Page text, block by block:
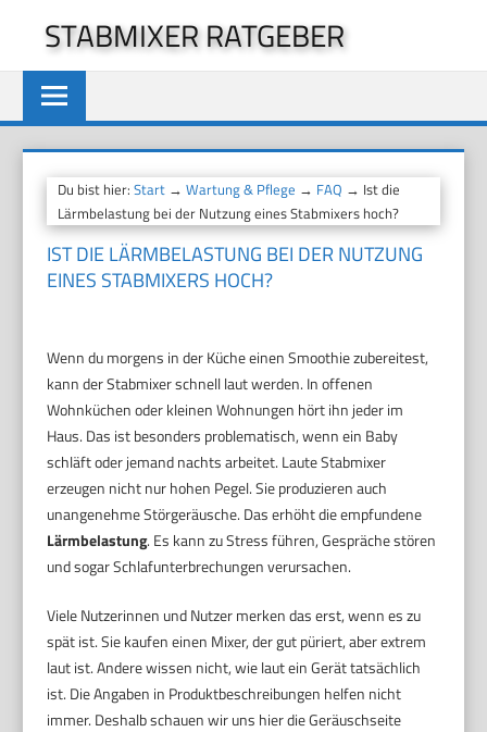
springen
STABMIXER RATGEBER
Du bist hier:Start →Wartung & Pflege → FAQ → Ist die
Lärmbelastung bei der Nutzung eines Stabmixers hoch?
IST DIE LÄRMBELASTUNG BEI DER NUTZUNG
EINES STABMIXERS HOCH?
Wenn du morgens in der Küche einen Smoothie zubereitest,
kann der Stabmixer schnell laut werden. In offenen
Wohnküchen oder kleinen Wohnungen hört ihn jeder im
Haus. Das ist besonders problematisch, wenn ein Baby
schläft oder jemand nachts arbeitet. Laute Stabmixer
erzeugen nicht nur hohen Pegel. Sie produzieren auch
unangenehme Störgeräusche. Das erhöht die empfundene
Lärmbelastung. Es kann zu Stress führen, Gespräche stören
und sogar Schlafunterbrechungen verursachen.
Viele Nutzerinnen und Nutzer merken das erst, wenn es zu
spät ist. Sie kaufen einen Mixer, der gut püriert, aber extrem
laut ist. Andere wissen nicht, wie laut ein Gerät tatsächlich
ist. Die Angaben in Produktbeschreibungen helfen nicht
immer. Deshalb schauen wir uns hier die Geräuschseite